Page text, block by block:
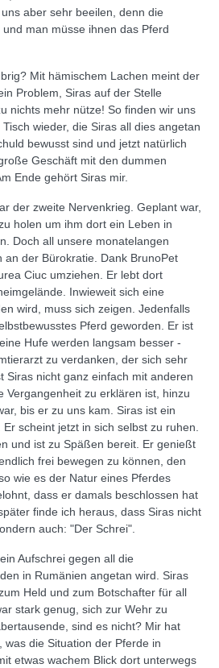
aber sehr beeilen, denn die
man müsse ihnen das Pferd
Mit hämischem Lachen meint der
Problem, Siras auf der Stelle
nichts mehr nütze! So finden wir uns
wieder, die Siras all dies angetan
bewusst sind und jetzt natürlich
Geschäft mit den dummen
Ende gehört Siras mir.
der zweite Nervenkrieg. Geplant war,
holen um ihm dort ein Leben in
Doch all unsere monatelangen
an der Bürokratie. Dank BrunoPet
Ciuc umziehen. Er lebt dort
Inwieweit sich eine
wird, muss sich zeigen. Jedenfalls
Pferd geworden. Er ist
Hufe werden langsam besser -
zu verdanken, der sich sehr
Siras nicht ganz einfach mit anderen
Vergangenheit zu erklären ist, hinzu
bis er zu uns kam. Siras ist ein
scheint jetzt in sich selbst zu ruhen.
und ist zu Späßen bereit. Er genießt
frei bewegen zu können, den
wie es der Natur eines Pferdes
dass er damals beschlossen hat
finde ich heraus, dass Siras nicht
auch: "Der Schrei".
Aufschrei gegen all die
in Rumänien angetan wird. Siras
Held und zum Botschafter für all
stark genug, sich zur Wehr zu
sind es nicht? Mir hat
was die Situation der Pferde in
etwas wachem Blick dort unterwegs